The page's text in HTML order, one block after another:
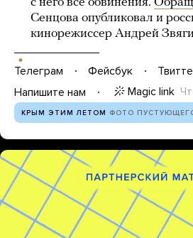
Сенцова опубликовал и
кинорежиссер Андрей
Телеграм Фейсбук
Напишите нам
Magic link
КРЫМ ЭТИМ ЛЕТОМ ФОТО